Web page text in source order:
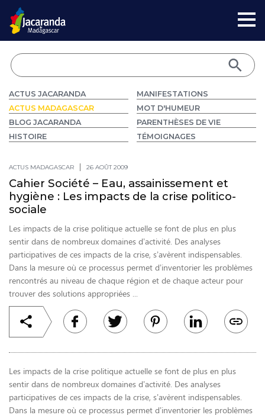
ACTUS JACARANDA
ACTUS MADAGASCAR
BLOG JACARANDA
HISTOIRE
MANIFESTATIONS
MOT D'HUMEUR
PARENTHÈSES DE VIE
TÉMOIGNAGES
ACTUS MADAGASCAR 26 AOÛT 2009
Cahier Société – Eau, assainissement et
hygiène : Les impacts de la crise politico-
sociale
Les impacts de la crise politique actuelle se font de plus en plus
sentir dans de nombreux domaines d’activité. Des analyses
participatives de ces impacts de la crise, s’avèrent indispensables.
Dans la mesure où ce processus permet d’inventorier les problèmes
rencontrés au niveau de chaque région et de chaque acteur pour
trouver des solutions appropriées ...
Les impacts de la crise politique actuelle se font de plus en plus
sentir dans de nombreux domaines d’activité. Des analyses
participatives de ces impacts de la crise, s’avèrent indispensables.
Dans la mesure où ce processus permet d’inventorier les problèmes